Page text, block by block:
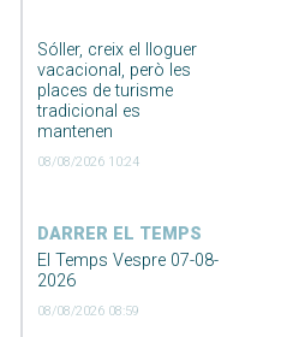
Sóller, creix el lloguer
vacacional, però les
places de turisme
tradicional es
mantenen
08/08/2026 10:24
DARRER EL TEMPS
El Temps Vespre 07-08-
2026
08/08/2026 08:59